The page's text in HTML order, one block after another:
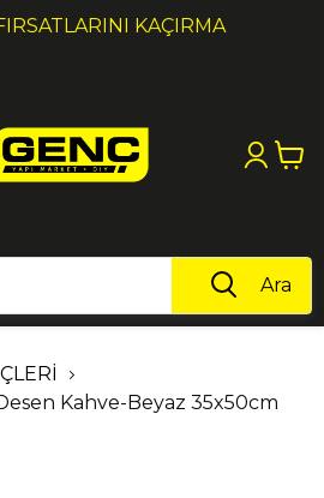
KAÇIRMA
1 2
Ara
Kahve-Beyaz 35x50cm